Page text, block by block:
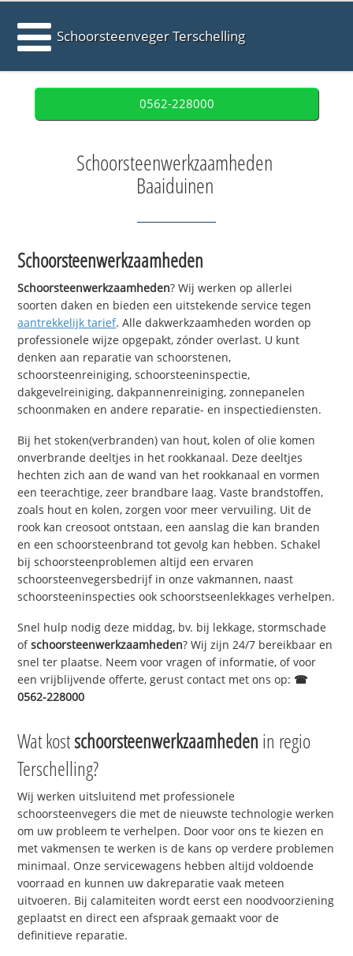
Schoorsteenveger Terschelling
0562-228000
Schoorsteenwerkzaamheden
Baaiduinen
Schoorsteenwerkzaamheden
Schoorsteenwerkzaamheden? Wij werken op allerlei
soorten daken en bieden een uitstekende service tegen
aantrekkelijk tarief. Alle dakwerkzaamheden worden op
professionele wijze opgepakt, zónder overlast. U kunt
denken aan reparatie van schoorstenen,
schoorsteenreiniging, schoorsteeninspectie,
dakgevelreiniging, dakpannenreiniging, zonnepanelen
schoonmaken en andere reparatie- en inspectiediensten.
Bij het stoken(verbranden) van hout, kolen of olie komen
onverbrande deeltjes in het rookkanaal. Deze deeltjes
hechten zich aan de wand van het rookkanaal en vormen
een teerachtige, zeer brandbare laag. Vaste brandstoffen,
zoals hout en kolen, zorgen voor meer vervuiling. Uit de
rook kan creosoot ontstaan, een aanslag die kan branden
en een schoorsteenbrand tot gevolg kan hebben. Schakel
bij schoorsteenproblemen altijd een ervaren
schoorsteenvegersbedrijf in onze vakmannen, naast
schoorsteeninspecties ook schoorstseenlekkages verhelpen.
Snel hulp nodig deze middag, bv. bij lekkage, stormschade
ofschoorsteenwerkzaamheden? Wij zijn 24/7 bereikbaar en
snel ter plaatse. Neem voor vragen of informatie, of voor
een vrijblijvende offerte, gerust contact met ons op: ☎
0562-228000
Wat kostschoorsteenwerkzaamheden in regio
Terschelling?
Wij werken uitsluitend met professionele
schoorsteenvegers die met de nieuwste technologie werken
om uw probleem te verhelpen. Door voor ons te kiezen en
met vakmensen te werken is de kans op verdere problemen
minimaal. Onze servicewagens hebben altijd voldoende
voorraad en kunnen uw dakreparatie vaak meteen
uitvoeren. Bij calamiteiten wordt eerst een noodvoorziening
geplaatst en direct een afspraak gemaakt voor de
definitieve reparatie.